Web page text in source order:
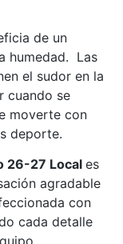
de un
humedad. Las
el sudor en la
cuando se
moverte con
deporte.
26-27 Local es
agradable
con
cada detalle